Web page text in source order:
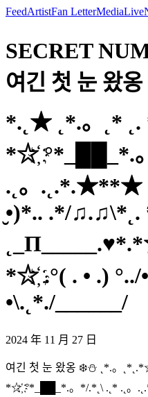
FeedArtistFan LetterMediaLive
SECRET
여긴 첫 눈 왔
*.˛★ ˛*.。˛* ˛.
*☆҉ °*_██_*.
.˛。.˛.*.★**★
̮•)*.. .*/♫.♫\*˛.
*☆҉ .°( . • .)
•\.˛*./______/
2024 年 11 月 27 日
여긴 첫 눈 왔옹 ❄️⛄️ ˛*.。
*☆҉ °*_██_*.。*/.*˛\ .˛* .˛。